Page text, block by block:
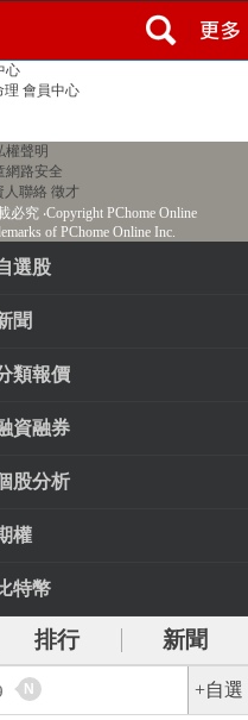
心
理 會員中心
權聲明
網路安全
人聯絡 徵才
必究‧Copyright PChome Online
of PChome Online Inc.
選股
聞
類報價
資融券
股分析
權
特幣
排行
新聞
N +自選